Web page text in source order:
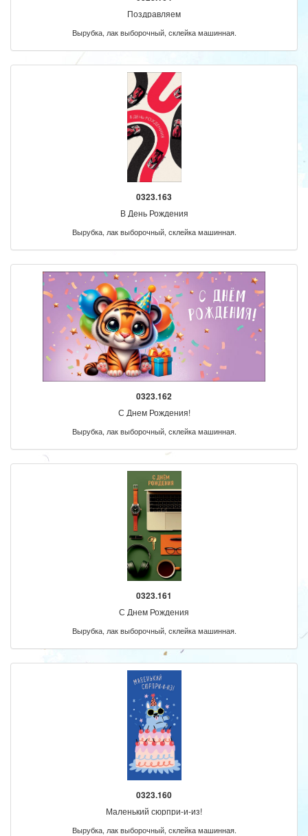
Поздравляем
Вырубка, лак выборочный, склейка машинная.
0323.163
В День Рождения
Вырубка, лак выборочный, склейка машинная.
0323.162
С Днем Рождения!
Вырубка, лак выборочный, склейка машинная.
0323.161
С Днем Рождения
Вырубка, лак выборочный, склейка машинная.
0323.160
Маленький сюрпри-и-из!
Вырубка, лак выборочный, склейка машинная.